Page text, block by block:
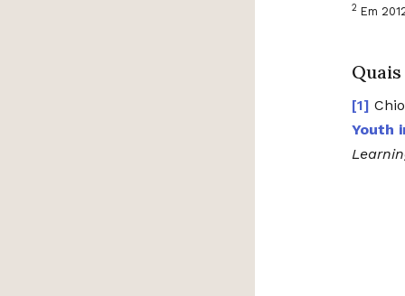
2 Em
Youth